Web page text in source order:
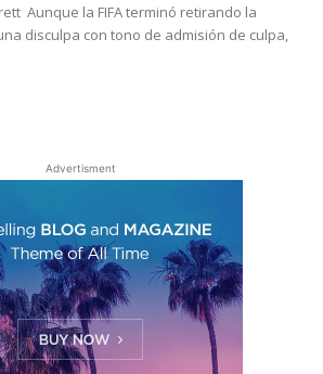
Aunque la FIFA terminó retirando la
disculpa con tono de admisión de culpa,
Advertisment